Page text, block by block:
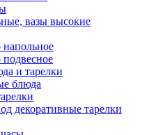
вазы высокие
и тарелки
блюда
декоративные тарелки